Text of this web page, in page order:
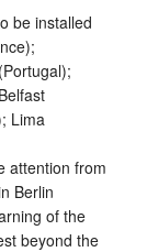
be installed
Lima
attention from
Berlin
of the
beyond the